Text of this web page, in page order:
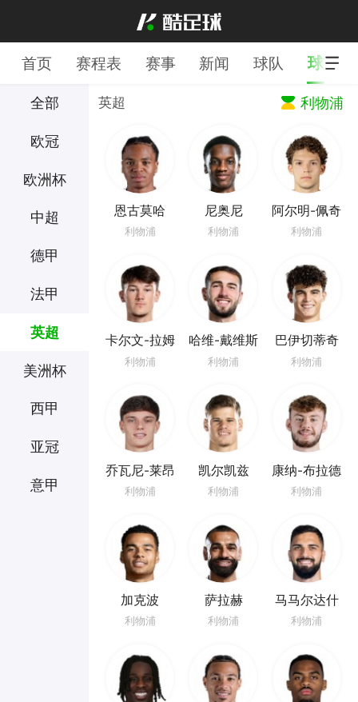
首页 赛程表 赛事 新闻 球队 球员
全部
欧冠
欧洲杯
中超
德甲
法甲
英超
美洲杯
西甲
亚冠
意甲
英超 利物浦
恩古莫哈
利物浦
尼奥尼
利物浦
阿尔明-佩奇
利物浦
卡尔文-拉姆
齐
利物浦
哈维-戴维斯
利物浦
巴伊切蒂奇
利物浦
乔瓦尼-莱昂
尼
利物浦
凯尔凯兹
利物浦
康纳-布拉德
利
利物浦
加克波
利物浦
萨拉赫
利物浦
马马尔达什
维利
利物浦